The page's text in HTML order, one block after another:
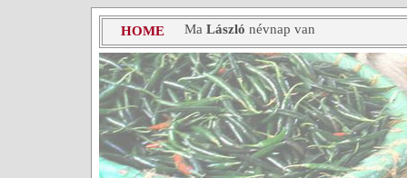
HOME Ma László névnap van